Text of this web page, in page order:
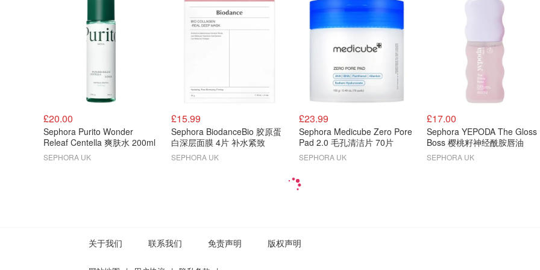
£20.00
Sephora Purito Wonder
Releaf Centella 爽肤水 200ml
SEPHORA UK
£15.99
Sephora BiodanceBio 胶原蛋
白深层面膜 4片 补水紧致
SEPHORA UK
£23.99
Sephora Medicube Zero Pore
Pad 2.0 毛孔清洁片 70片
SEPHORA UK
£17.00
Sephora YEPODA The Gloss
Boss 樱桃籽神经酰胺唇油
SEPHORA UK
关于我们 联系我们 免责声明 版权声明